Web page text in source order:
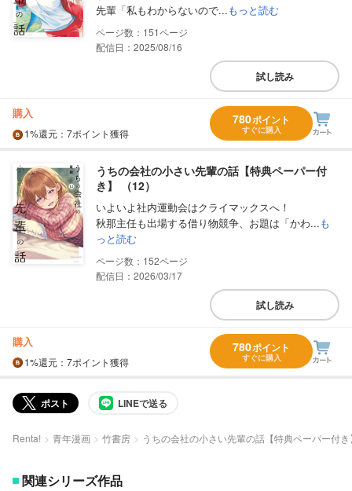
先輩「私もわからないので...もっと読む
151
配信日：2025/08/16
試し読み
購入
1%還元 ：7ポイント獲得
780ポイント
すぐに購入
うちの会社の小さい先輩の話【特典ペーパー付
き】 （12）
いよいよ社内運動会はクライマックスへ！
秋那主任も出場する借り物競争、お題は「かわ...も
っと読む
152
配信日：2026/03/17
試し読み
購入
1%還元 ：7ポイント獲得
780ポイント
すぐに購入
ポスト LINEで送る
Renta! 青年漫画 竹書房 うちの会社の小さい先輩の話【特典ペーパー付き
関連シリーズ作品